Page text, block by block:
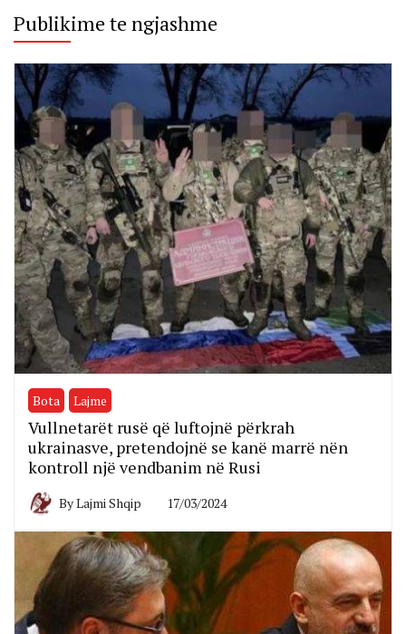
Publikime te ngjashme
Bota Lajme
Vullnetarët rusë që luftojnë përkrah
ukrainasve, pretendojnë se kanë marrë nën
kontroll një vendbanim në Rusi
ByLajmi Shqip 17/03/2024